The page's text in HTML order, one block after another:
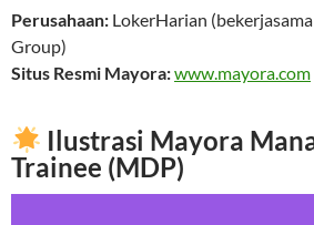
Perusahaan: LokerHarian
Group)
Situs Resmi Mayora:www.mayora.com
Ilustrasi Mayora
Trainee (MDP)